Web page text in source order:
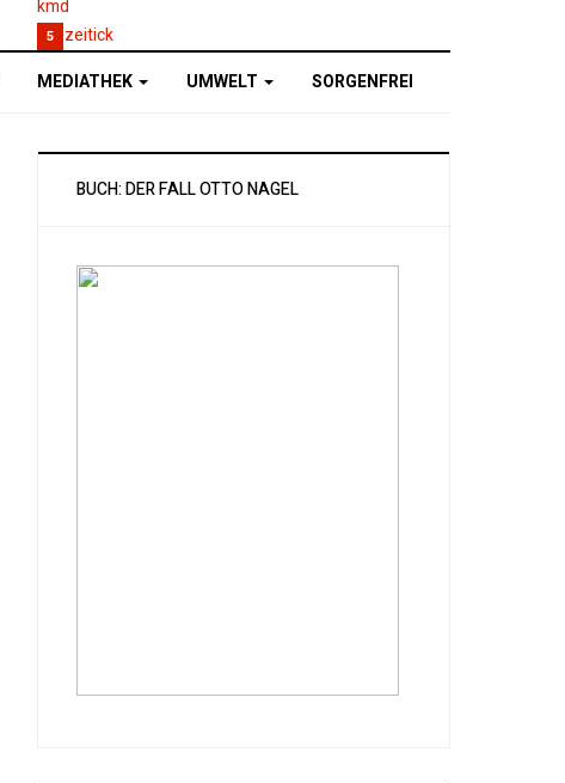
5
MEDIATHEK UMWELT SORGENFREI
BUCH: DER FALL OTTO NAGEL